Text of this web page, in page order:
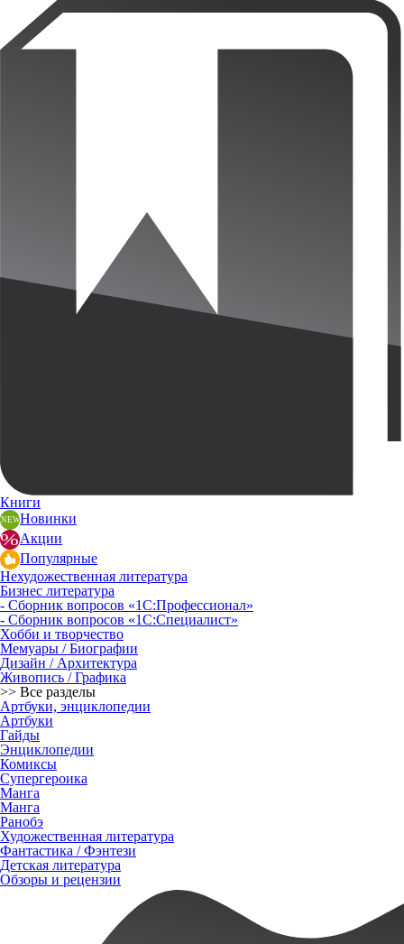
Книги
Новинки
Акции
Популярные
Нехудожественная литература
Бизнес литература
- Сборник вопросов «1С:Профессионал»
- Сборник вопросов «1С:Специалист»
Хобби и творчество
Мемуары / Биографии
Дизайн / Архитектура
Живопись / Графика
>> Все разделы
Артбуки, энциклопедии
Артбуки
Гайды
Энциклопедии
Комиксы
Супергероика
Манга
Манга
Ранобэ
Художественная литература
Фантастика / Фэнтези
Детская литература
Обзоры и рецензии